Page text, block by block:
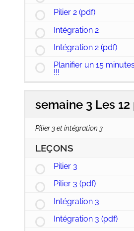
Pilier 2 (pdf)
Intégration 2
Intégration 2 (pdf)
Planifier un 15
!!!
semaine 3 Les
Pilier 3 et intégration 3
LEÇONS
Pilier 3
Pilier 3 (pdf)
Intégration 3
Intégration 3 (pdf)